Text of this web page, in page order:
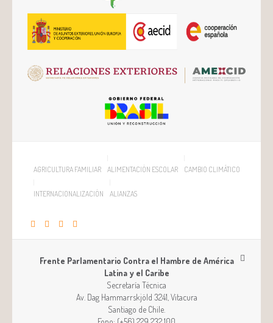
AGRICULTURA FAMILIAR ALIMENTACIÓN ESCOLAR CAMBIO CLIMÁTICO
INTERNACIONALIZACIÓN ALIANZAS
Frente Parlamentario Contra el Hambre de América
Latina y el Caribe
Secretaría Técnica
Av. Dag Hammarrskjöld 3241, Vitacura
Santiago de Chile